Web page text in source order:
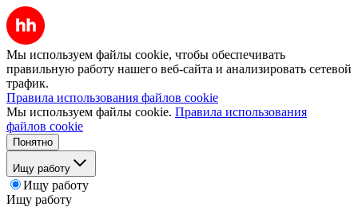
Мы используем файлы cookie, чтобы обеспечивать
правильную работу нашего веб-сайта и анализировать сетевой
трафик.
Правила использования файлов cookie
Мы используем файлы cookie. Правила использования
файлов cookie
Понятно
Ищу работу
Ищу работу
Ищу работу